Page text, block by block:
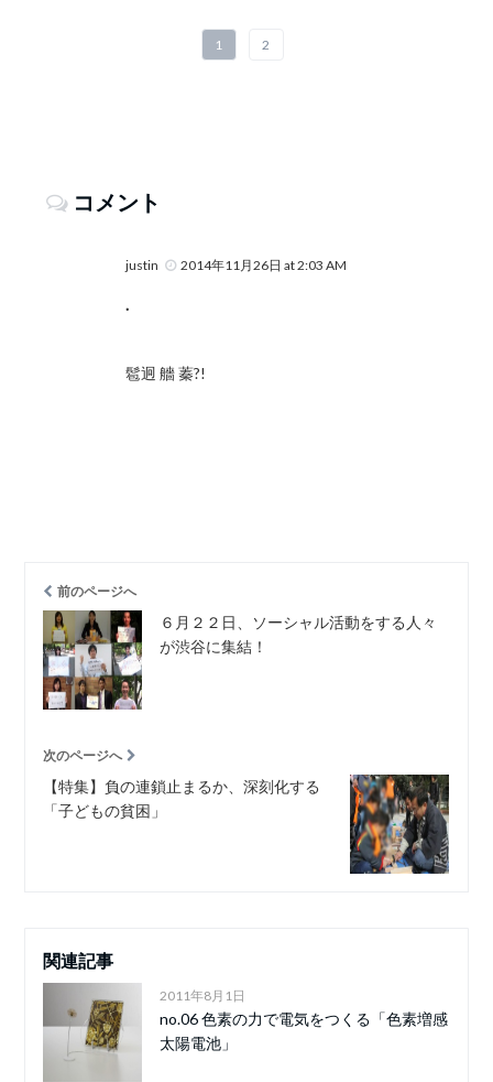
1 2
コメント
justin 2014年11月26日 at 2:03 AM
.
髱迥 艢 蓁?!
前のページへ
６月２２日、ソーシャル活動をする人々
が渋谷に集結！
次のページへ
【特集】負の連鎖止まるか、深刻化する
「子どもの貧困」
関連記事
2011年8月1日
no.06 色素の力で電気をつくる「色素増感
太陽電池」